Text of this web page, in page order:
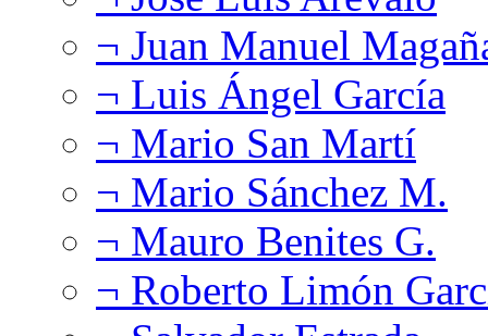
¬ Juan Manuel
¬ Luis Ángel García
¬ Mario San Martí
¬ Mario Sánchez M.
¬ Mauro Benites G.
¬ Roberto Limón